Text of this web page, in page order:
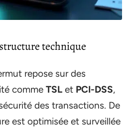
technique
repose sur des
comme TSL et PCI-DSS,
des transactions. De
est optimisée et surveillée